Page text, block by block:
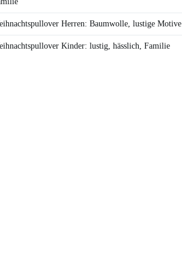
Herren: Baumwolle, lustige Motive
Kinder: lustig, hässlich, Familie